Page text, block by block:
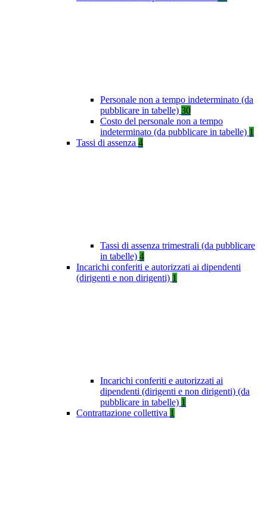
Personale non a tempo indeterminato (da
pubblicare in tabelle) 30
Costo del personale non a tempo
indeterminato (da pubblicare in tabelle) 1
Tassi di assenza 4
Tassi di assenza trimestrali (da pubblicare
in tabelle) 4
Incarichi conferiti e autorizzati ai dipendenti
(dirigenti e non dirigenti) 1
Incarichi conferiti e autorizzati ai
dipendenti (dirigenti e non dirigenti) (da
pubblicare in tabelle) 1
Contrattazione collettiva 1